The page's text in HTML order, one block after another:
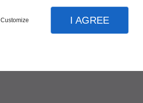
Customize I AGREE